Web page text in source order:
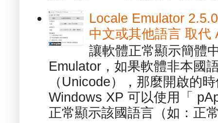
Locale Emulator
中文或其他語言 取代
讓軟體正常顯示簡體
Emulator，如果軟體非本國
（Unicode），那麼開啟的
Windows XP 可以使用「
正常顯示該國語言（如：正